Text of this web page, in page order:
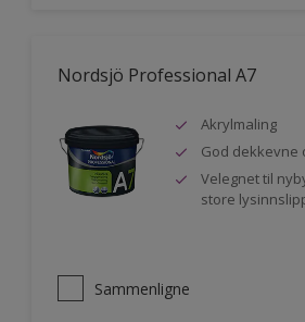
Nordsjö Professional A7
Akrylmaling
God dekkevne
Velegnet til
store
Sammenligne